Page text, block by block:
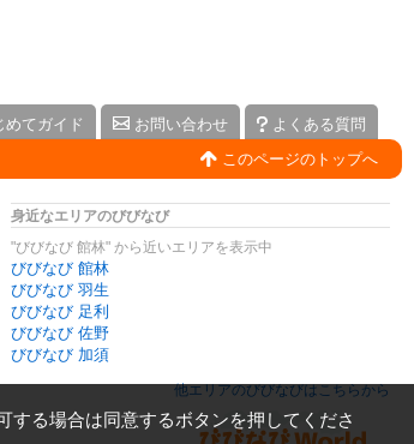
めてガイド お問い合わせ
よくある質問
このページのトップへ
身近なエリアのびびなび
"びびなび 館林" から近いエリアを表示中
びびなび 館林
びびなび 羽生
びびなび 足利
びびなび 佐野
びびなび 加須
他エリアのびびなびはこちらから
する場合は同意するボタンを押してくださ